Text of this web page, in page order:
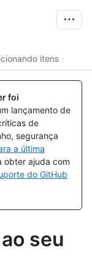
itens
foi
lançamento de
de
segurança
a última
obter ajuda com
do GitHub
seu